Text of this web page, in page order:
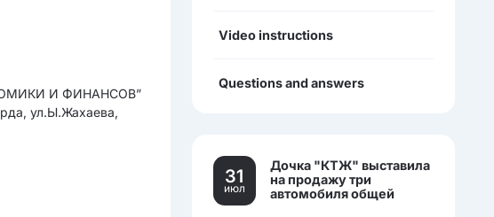
И ФИНАНСОВ”
ул.Ы.Жахаева,
Video instructions
Questions and answers
31
июл
Дочка "КТЖ" выставила
на продажу три
автомобиля общей